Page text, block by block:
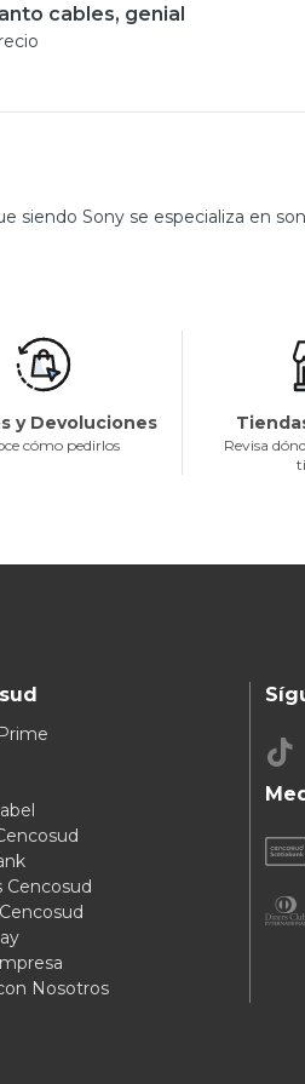
cables, genial
siendo Sony se especializa en
y Devoluciones
cómo pedirlos
Revisa
Cencosud
Nosotros